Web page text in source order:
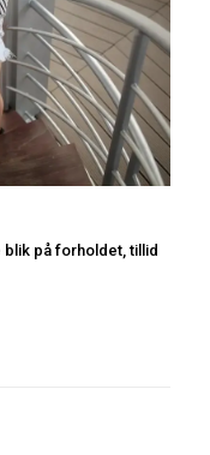
på forholdet, tillid